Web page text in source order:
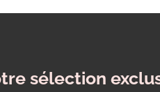
sélection